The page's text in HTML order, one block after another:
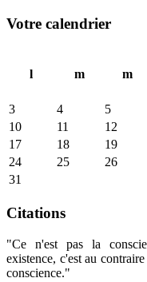
Votre calendrier
l
m m
3
4 5
10
11 12
17
18 19
24
25 26
31
Citations
"Ce n'est pas la
existence, c'est au
conscience."